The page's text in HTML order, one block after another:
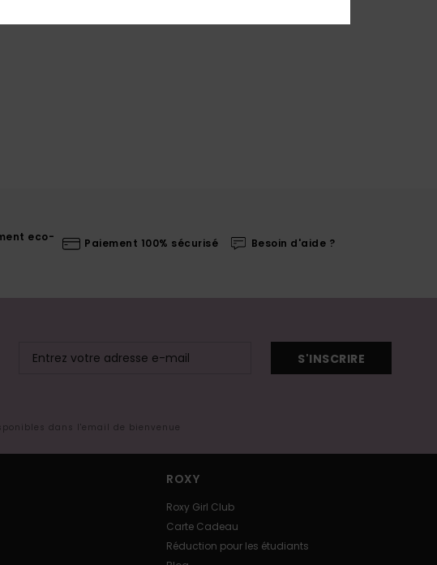
eco-
Paiement 100% sécurisé Besoin d'aide ?
S'INSCRIRE
dans l'email de bienvenue
ROXY
Roxy Girl Club
Carte Cadeau
Réduction pour les étudiants